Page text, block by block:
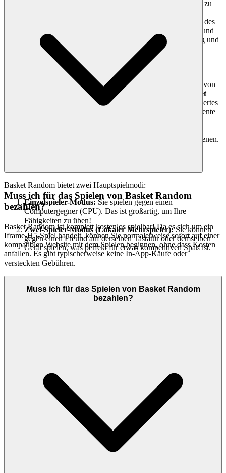
sie mit dem Durchsuchen endloser Listen mittelmäßiger Spiele zu
Spiel, das auf unserer Plattform vorgestellt wird, einschließlich des
, wurde handverlesen und
rigoros getestet, um unsere hohen Standards für Spaß, Leistung und
Spielerengagement zu erfüllen. Unsere Benutzeroberfläche ist
sauber, schnell und unaufdringlich – entwickelt, um die Spiele
hervorzuheben, nicht den Datenmüll.
Verankern Sie es im Spiel:
Sie werden hier keine Tausenden von
generischen, geklonten Spielen finden. Wir präsentieren
Basket
, weil wir glauben, dass sein einzigartiges, physikbasiertes
Steuerungsschema mit einer einzigen Taste und zufällige Elemente
Versprechen: weniger Ablenkung, mehr Qualität, die Sie verdienen.
Basket Random bietet zwei Hauptspielmodi:
Einzelspieler-Modus: Sie spielen gegen einen
Computergegner (CPU). Das ist großartig, um Ihre
Fähigkeiten zu üben!
Zwei-Spieler-Modus (Lokaler Mehrspieler):Sie können
gegen einen Freund auf derselben Tastatur oder demselben
Gerät spielen, was perfekt für etwas kompetitiven Spaß ist.
Muss ich für das Spielen von Basket Random
bezahlen?
Basket Random ist komplett kostenlos spielbar! Da es sich um ein
Iframe-H5-Spiel handelt, können Sie normalerweise sofort auf einer
kompatiblen Website mit dem Spielen beginnen, ohne dass Kosten
anfallen. Es gibt typischerweise keine In-App-Käufe oder
versteckten Gebühren.
Muss ich für das Spielen von Basket Random
bezahlen?